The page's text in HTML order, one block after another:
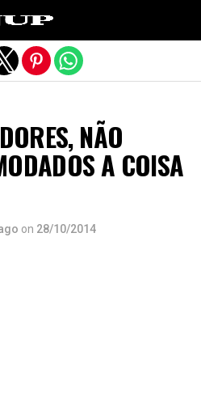
NÃO
A COISA
on 28/10/2014
version